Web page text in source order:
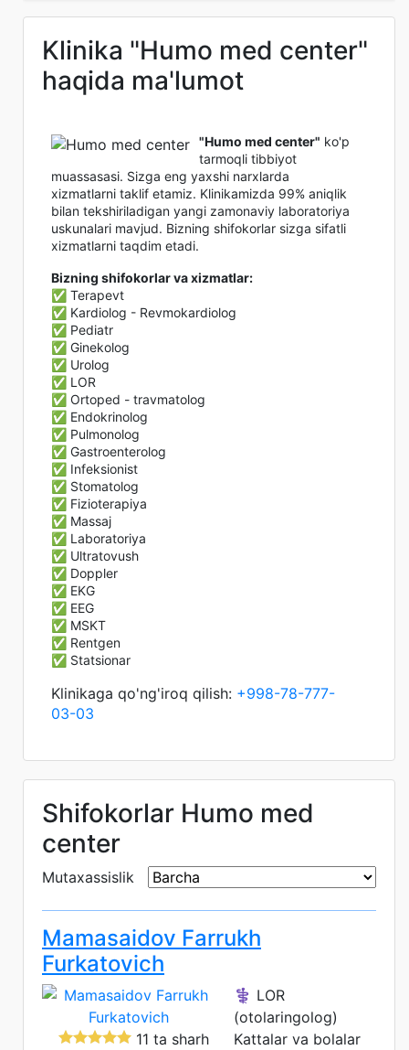
Klinika "Humo med center"
haqida ma'lumot
"Humo med center" ko'p
tarmoqli tibbiyot
muassasasi. Sizga eng yaxshi narxlarda
xizmatlarni taklif etamiz. Klinikamizda 99% aniqlik
bilan tekshiriladigan yangi zamonaviy laboratoriya
uskunalari mavjud. Bizning shifokorlar sizga sifatli
xizmatlarni taqdim etadi.
Bizning shifokorlar va xizmatlar:
✅ Terapevt
✅ Kardiolog - Revmokardiolog
✅ Pediatr
✅ Ginekolog
✅ Urolog
✅ LOR
✅ Ortoped - travmatolog
✅ Endokrinolog
✅ Pulmonolog
✅ Gastroenterolog
✅ Infeksionist
✅ Stomatolog
✅ Fizioterapiya
✅ Massaj
✅ Laboratoriya
✅ Ultratovush
✅ Doppler
✅ EKG
✅ EEG
✅ MSKT
✅ Rentgen
✅ Statsionar
Klinikaga qo'ng'iroq qilish: +998-78-777-
03-03
Shifokorlar Humo med
center
Mutaxassislik
Mamasaidov Farrukh
Furkatovich
11 ta sharh
⚕️ LOR
(otolaringolog)
Kattalar va bolalar